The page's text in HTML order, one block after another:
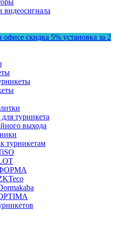
видеосигнала
офисе скидка 5% установка за 2
турникета
выхода
турникетам
ФОРМА